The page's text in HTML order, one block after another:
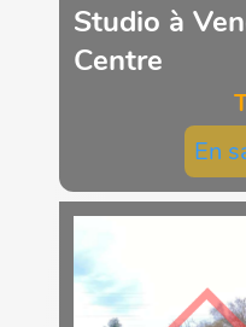
Studio à
Centre
En